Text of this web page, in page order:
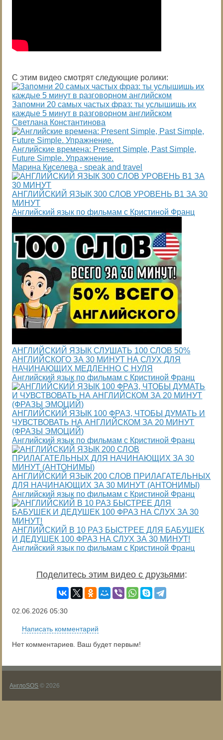
С этим видео смотрят следующие ролики:
Запомни 20 самых частых фраз: ты услышишь их
каждые 5 минут в разговорном английском
Светлана Константинова
Английские времена: Present Simple, Past Simple,
Future Simple. Упражнение.
Марина Киселева - speak and travel
АНГЛИЙСКИЙ ЯЗЫК 300 СЛОВ УРОВЕНЬ В1 ЗА 30
МИНУТ
Английский язык по фильмам с Кристиной Франц
АНГЛИЙСКИЙ ЯЗЫК СЛУШАТЬ 100 СЛОВ 50%
АНГЛИЙСКОГО ЗА 30 МИНУТ НА СЛУХ ДЛЯ
НАЧИНАЮЩИХ МЕДЛЕННО С НУЛЯ
Английский язык по фильмам с Кристиной Франц
АНГЛИЙСКИЙ ЯЗЫК 100 ФРАЗ, ЧТОБЫ ДУМАТЬ И
ЧУВСТВОВАТЬ НА АНГЛИЙСКОМ ЗА 20 МИНУТ
(ФРАЗЫ ЭМОЦИЙ)
Английский язык по фильмам с Кристиной Франц
АНГЛИЙСКИЙ ЯЗЫК 200 СЛОВ ПРИЛАГАТЕЛЬНЫХ
ДЛЯ НАЧИНАЮЩИХ ЗА 30 МИНУТ (АНТОНИМЫ)
Английский язык по фильмам с Кристиной Франц
АНГЛИЙСКИЙ В 10 РАЗ БЫСТРЕЕ ДЛЯ БАБУШЕК
И ДЕДУШЕК 100 ФРАЗ НА СЛУХ ЗА 30 МИНУТ!
Английский язык по фильмам с Кристиной Франц
Поделитесь этим видео с друзьями:
02.06.2026 05:30
Написать комментарий
Нет комментариев. Ваш будет первым!
АнглоSOS © 2026